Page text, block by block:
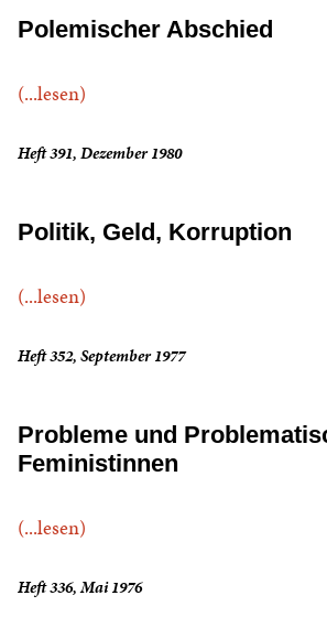
Polemischer Abschied
(...lesen)
Heft 391, Dezember 1980
Politik, Geld, Korruption
(...lesen)
Heft 352, September 1977
Probleme und
Feministinnen
(...lesen)
Heft 336, Mai 1976